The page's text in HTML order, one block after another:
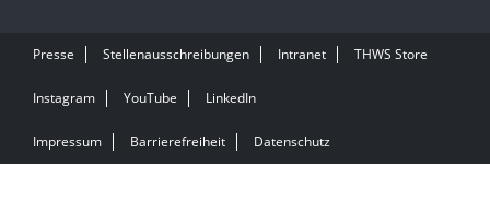
Presse Stellenausschreibungen Intranet THWS Store
Instagram YouTube LinkedIn
Impressum Barrierefreiheit Datenschutz